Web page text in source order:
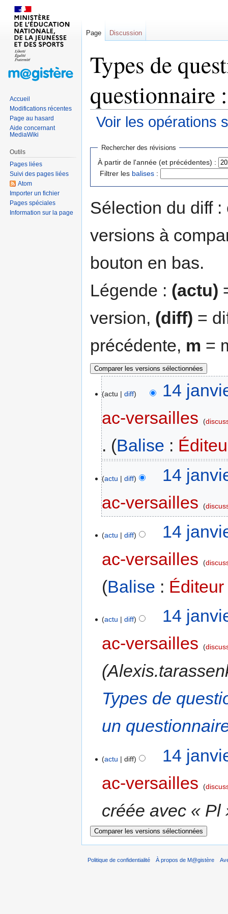
Types de
questionnaire
Voir les opérations
Sauter
navigation
Sauter
recherche
Rechercher des révisions
À partir de l'année (et précédentes) :
Filtrer les balises :
Sélection du diff
versions à
bouton en bas.
Légende : (actu)
version, (diff) =
précédente, m =
actu diff
14
ac-versailles
Balise :
actu diff
14
ac-versailles
actu diff
14
ac-versailles
Balise :
actu diff
14
ac-versailles
Types de
un
actu diff
14
ac-versailles
créée avec « Pl
Page Discussion
Accueil
Modifications récentes
Page au hasard
Aide concernant
MediaWiki
Outils
Pages liées
Suivi des pages liées
Atom
Importer un fichier
Pages spéciales
Information sur la page
Politique de confidentialité À propos de M@gistère